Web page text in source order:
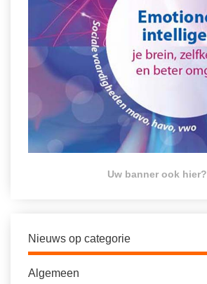
Uw banner ook hier?
Nieuws op categorie
Algemeen